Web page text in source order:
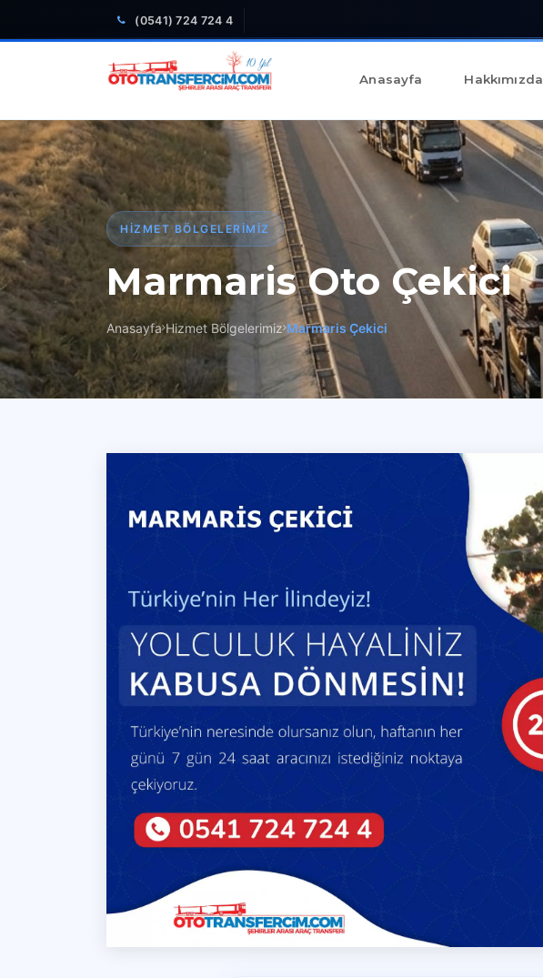
(0541) 724 724 4
Anasayfa Hakkımızda
HIZMET BÖLGELERIMIZ
Marmaris Oto Çekici
Anasayfa Hizmet Bölgelerimiz Marmaris Çekici